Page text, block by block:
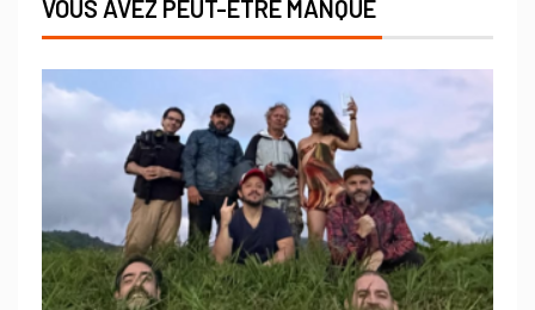
VOUS AVEZ PEUT-ÊTRE MANQUÉ